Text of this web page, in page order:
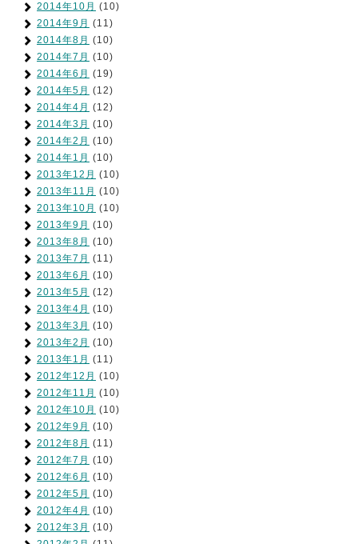
2014年10月 (10)
2014年9月 (11)
2014年8月 (10)
2014年7月 (10)
2014年6月 (19)
2014年5月 (12)
2014年4月 (12)
2014年3月 (10)
2014年2月 (10)
2014年1月 (10)
2013年12月 (10)
2013年11月 (10)
2013年10月 (10)
2013年9月 (10)
2013年8月 (10)
2013年7月 (11)
2013年6月 (10)
2013年5月 (12)
2013年4月 (10)
2013年3月 (10)
2013年2月 (10)
2013年1月 (11)
2012年12月 (10)
2012年11月 (10)
2012年10月 (10)
2012年9月 (10)
2012年8月 (11)
2012年7月 (10)
2012年6月 (10)
2012年5月 (10)
2012年4月 (10)
2012年3月 (10)